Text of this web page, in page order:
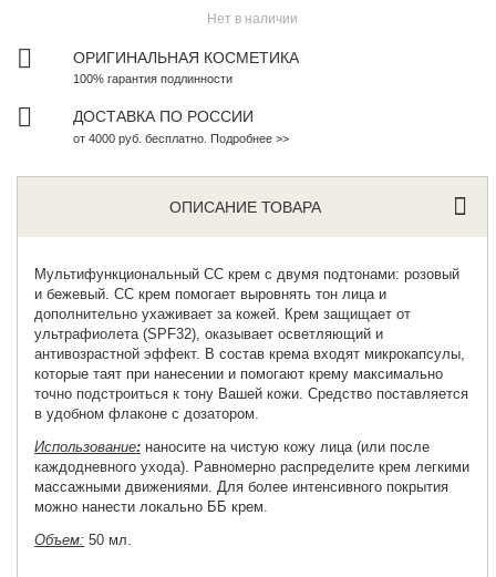
Нет в наличии
ОРИГИНАЛЬНАЯ КОСМЕТИКА
100% гарантия подлинности
ДОСТАВКА ПО РОССИИ
от 4000 руб. бесплатно. Подробнее >>
ОПИСАНИЕ ТОВАРА
МультифункциональныйСС крем с двумя подтонами: розовый
и бежевый. СС крем помогает выровнять тон лица и
дополнительно ухаживает за кожей. Крем защищает от
ультрафиолета (SPF32) , оказывает осветляющий и
антивозрастной эффект. В состав крема входят микрокапсулы,
которые таят при нанесении и помогают крему максимально
точно подстроиться к тону Вашей кожи. Средство поставляется
в удобном флаконе с дозатором.
Использование: наносите на чистую кожу лица (или после
каждодневного ухода). Равномерно распределите крем легкими
массажными движениями. Для более интенсивного покрытия
можно нанести локально ББ крем.
Объем: 50 мл.